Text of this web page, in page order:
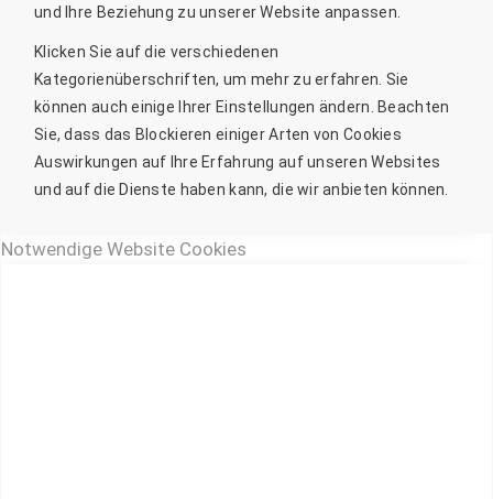
und Ihre Beziehung zu unserer Website anpassen.
Klicken Sie auf die verschiedenen
Kategorienüberschriften, um mehr zu erfahren. Sie
können auch einige Ihrer Einstellungen ändern. Beachten
Sie, dass das Blockieren einiger Arten von Cookies
Auswirkungen auf Ihre Erfahrung auf unseren Websites
und auf die Dienste haben kann, die wir anbieten können.
Notwendige Website Cookies